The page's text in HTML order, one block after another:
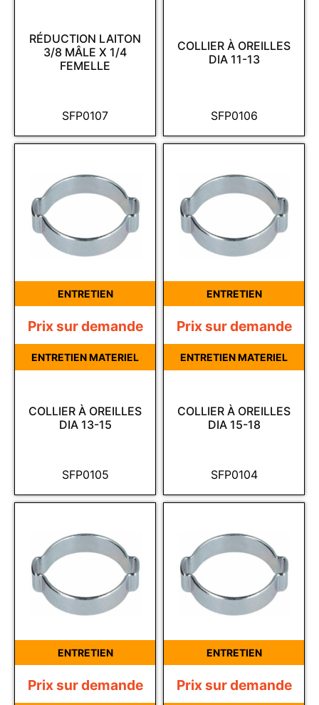
SFP0107
RÉDUCTION LAITON
3/8 MÂLE X 1/4
FEMELLE
SFP0106
COLLIER À OREILLES
DIA 11-13
ENTRETIEN
SFP0105
COLLIER À OREILLES
DIA 13-15
Prix sur demande
ENTRETIEN MATERIEL
ENTRETIEN
SFP0104
COLLIER À OREILLES
DIA 15-18
Prix sur demande
ENTRETIEN MATERIEL
ENTRETIEN
Prix sur demande
ENTRETIEN
Prix sur demande